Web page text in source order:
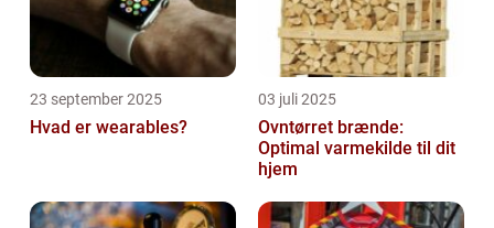
23 september 2025
Hvad er wearables?
03 juli 2025
Ovntørret brænde:
Optimal varmekilde til dit
hjem